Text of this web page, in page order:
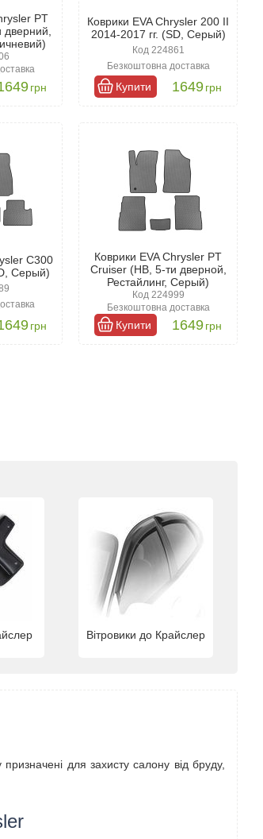
PT
грн
Коврики EVA Chrysler 200 II
2014-2017 гг. (SD, Серый)
Код 224861
Безкоштовна доставка
Купити 1649грн
C300
Серый)
грн
Коврики EVA Chrysler PT
Cruiser (HB, 5-ти дверной,
Рестайлинг, Серый)
Код 224999
Безкоштовна доставка
Купити 1649грн
Вітровики до Крайслер
для захисту салону від бруду,